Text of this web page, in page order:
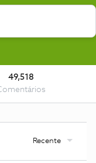
49,518
Recente